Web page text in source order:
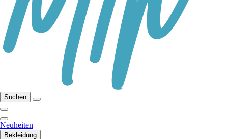
Suchen
Neuheiten
Bekleidung